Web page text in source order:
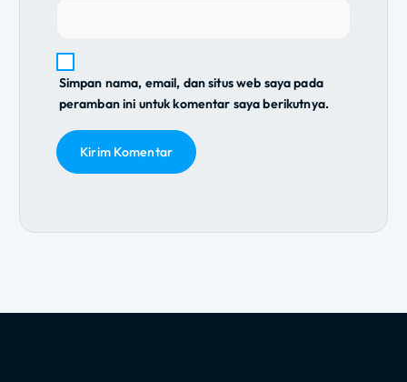
Simpan nama, email, dan situs web saya pada
peramban ini untuk komentar saya berikutnya.